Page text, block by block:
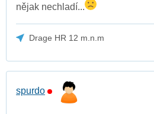
nějak nechladí...
Drage HR 12 m.n.m
spurdo